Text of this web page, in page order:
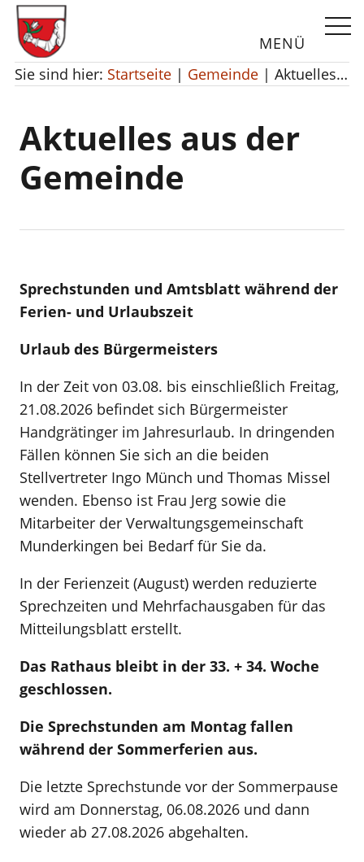
Gemeinde Unterstadion
MENÜ
Webseite
Sie sind hier: Startseite | Gemeinde | Aktuelles aus der Gemeinde
Aktuelles aus der
Gemeinde
Sprechstunden und Amtsblatt während der
Ferien- und Urlaubszeit
Urlaub des Bürgermeisters
In der Zeit von 03.08. bis einschließlich Freitag,
21.08.2026 befindet sich Bürgermeister
Handgrätinger im Jahresurlaub. In dringenden
Fällen können Sie sich an die beiden
Stellvertreter Ingo Münch und Thomas Missel
wenden. Ebenso ist Frau Jerg sowie die
Mitarbeiter der Verwaltungsgemeinschaft
Munderkingen bei Bedarf für Sie da.
In der Ferienzeit (August) werden reduzierte
Sprechzeiten und Mehrfachausgaben für das
Mitteilungsblatt erstellt.
Das Rathaus bleibt in der 33. + 34. Woche
geschlossen.
Die Sprechstunden am Montag fallen
während der Sommerferien aus.
Die letzte Sprechstunde vor der Sommerpause
wird am Donnerstag, 06.08.2026 und dann
wieder ab 27.08.2026 abgehalten.